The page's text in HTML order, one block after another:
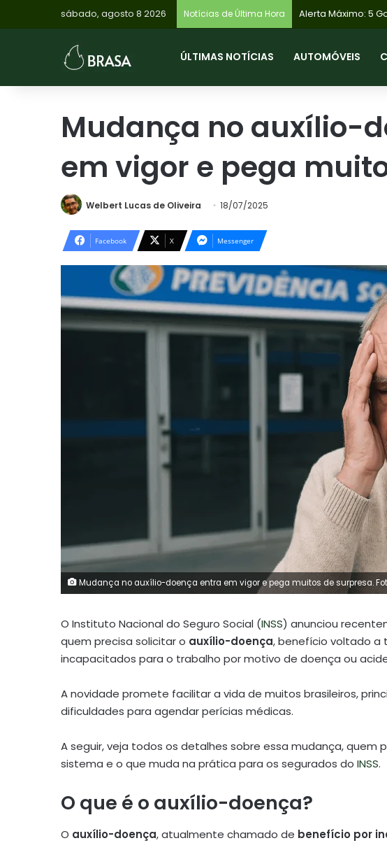
sábado, agosto 8 2026 Notícias de Última Hora
ÚLTIMAS NOTÍCIAS AUTOMÓVEIS
Mudança no auxílio-
em vigor e pega
Welbert Lucas de Oliveira 18/07/2025
Facebook X Messenger
Mudança no auxílio-doença entra em vigor e pega muitos de surpresa.
O Instituto Nacional do Seguro Social (INSS) anunciou
quem precisa solicitar o auxílio-doença, benefício voltado a
incapacitados para o trabalho por motivo de doença ou
A novidade promete facilitar a vida de muitos brasileiros,
dificuldades para agendar perícias médicas.
A seguir, veja todos os detalhes sobre essa mudança, quem
sistema e o que muda na prática para os segurados do INSS.
O que é o auxílio-doença?
O auxílio-doença, atualmente chamado de benefício por